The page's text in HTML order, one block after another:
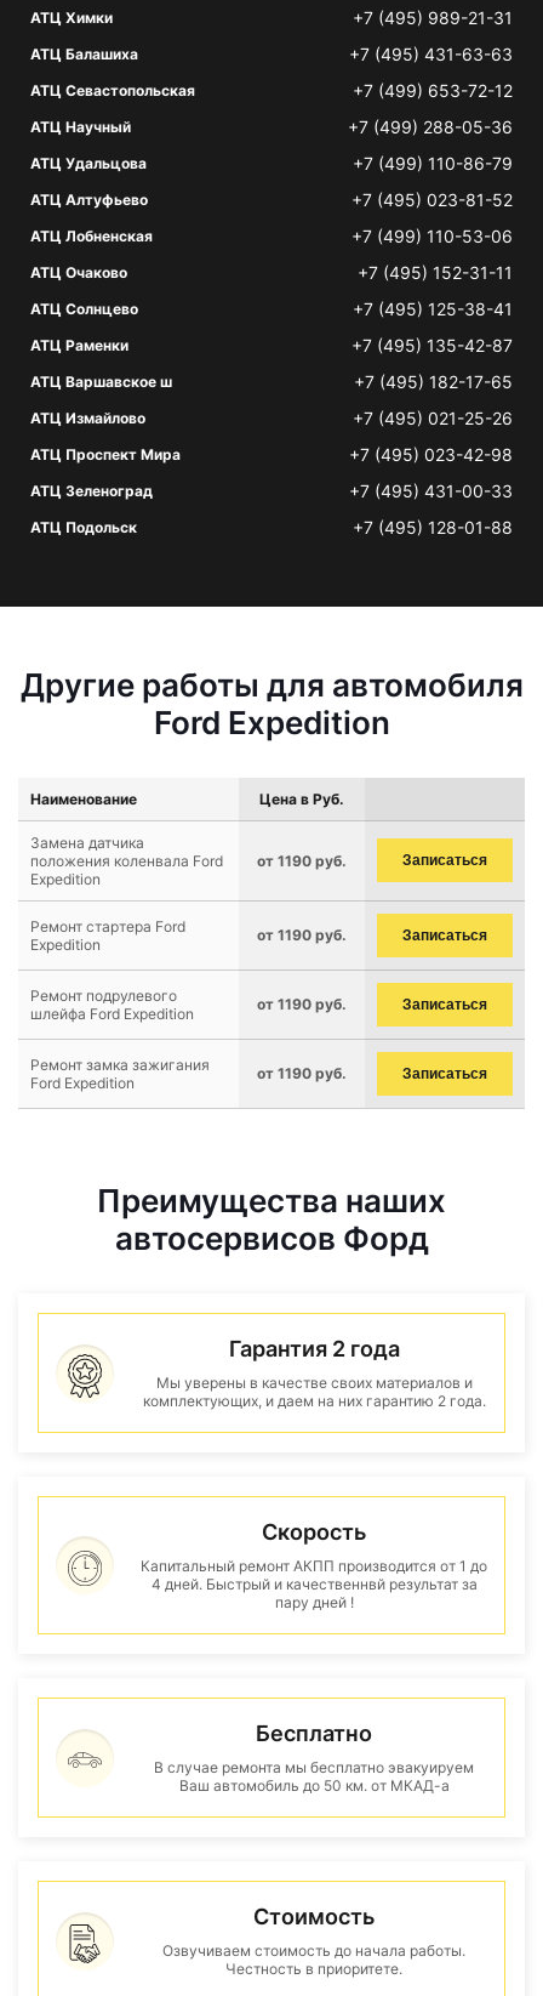
АТЦ Химки +7 (495) 989-21-31
АТЦ Балашиха +7 (495) 431-63-63
АТЦ Севастопольская +7 (499) 653-72-12
АТЦ Научный +7 (499) 288-05-36
АТЦ Удальцова +7 (499) 110-86-79
АТЦ Алтуфьево +7 (495) 023-81-52
АТЦ Лобненская +7 (499) 110-53-06
АТЦ Очаково +7 (495) 152-31-11
АТЦ Солнцево +7 (495) 125-38-41
АТЦ Раменки +7 (495) 135-42-87
АТЦ Варшавское ш +7 (495) 182-17-65
АТЦ Измайлово +7 (495) 021-25-26
АТЦ Проспект Мира +7 (495) 023-42-98
АТЦ Зеленоград +7 (495) 431-00-33
АТЦ Подольск +7 (495) 128-01-88
Другие работы для автомобиля
Ford Expedition
Наименование Цена в Руб.
Замена датчика
положения коленвала Ford
Expedition
от 1190 руб. Записаться
Ремонт стартера Ford
Expedition
от 1190 руб. Записаться
Ремонт подрулевого
шлейфа Ford Expedition
от 1190 руб. Записаться
Ремонт замка зажигания
Ford Expedition
от 1190 руб. Записаться
Преимущества наших
автосервисов Форд
Гарантия 2 года
Мы уверены в качестве своих материалов и
комплектующих, и даем на них гарантию 2 года.
Скорость
Капитальный ремонт АКПП производится от 1 до
4 дней. Быстрый и качественнвй результат за
пару дней !
Бесплатно
В случае ремонта мы бесплатно эвакуируем
Ваш автомобиль до 50 км. от МКАД-а
Стоимость
Озвучиваем стоимость до начала работы.
Честность в приоритете.